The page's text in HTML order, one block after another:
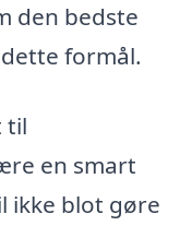
den bedste
formål.
til
en smart
ikke blot gøre